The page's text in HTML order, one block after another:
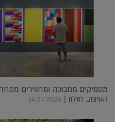
מסמיקים ממבוכה ומחווירים
העיצוב חולון | 14.07.2024